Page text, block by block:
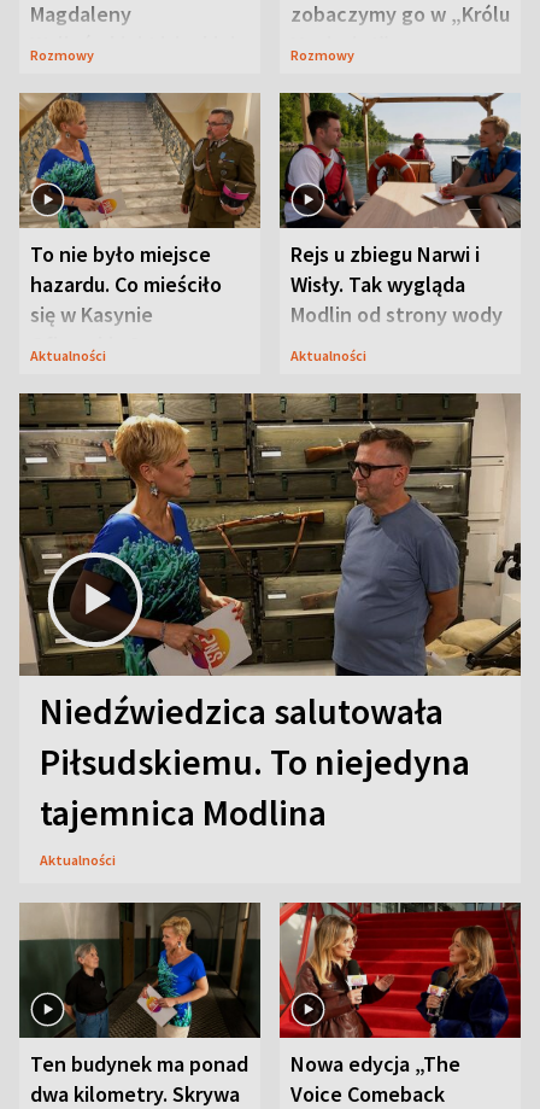
Magdaleny
Waligórskiej-Lisieckiej.
Rozmowy
zobaczymy go w „Królu
Maciusiu I”
Rozmowy
To nie było miejsce
hazardu. Co mieściło
się w Kasynie
Oficerskim?
Aktualności
Rejs u zbiegu Narwi i
Wisły. Tak wygląda
Modlin od strony wody
Aktualności
Niedźwiedzica salutowała
Piłsudskiemu. To niejedyna
tajemnica Modlina
Aktualności
Ten budynek ma ponad
dwa kilometry. Skrywa
Nowa edycja „The
Voice Comeback